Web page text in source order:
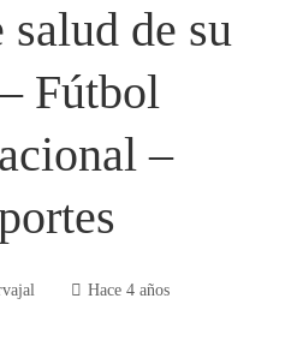
salud de su
Fútbol
–
Hace 4 años